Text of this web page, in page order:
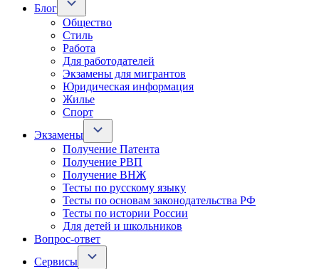
Блог
Общество
Стиль
Работа
Для работодателей
Экзамены для мигрантов
Юридическая информация
Жилье
Спорт
Экзамены
Получение Патента
Получение РВП
Получение ВНЖ
Тесты по русскому языку
Тесты по основам законодательства РФ
Тесты по истории России
Для детей и школьников
Вопрос-ответ
Сервисы